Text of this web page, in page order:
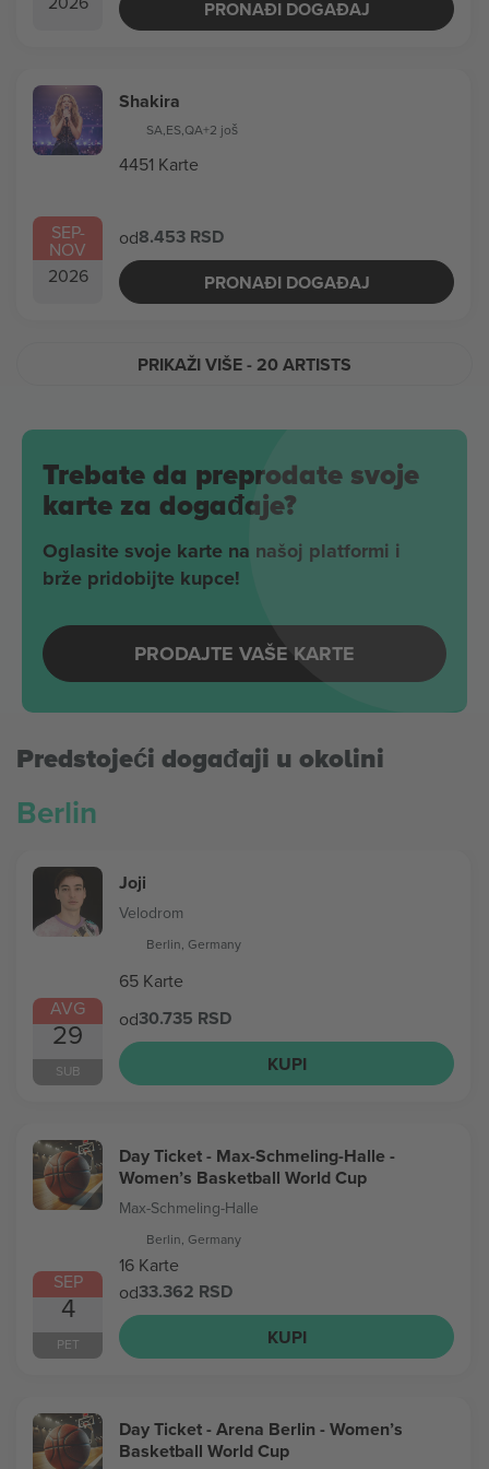
PRONAĐI DOGAĐAJ
SEP-
NOV
2026
Shakira
SA,ES,QA+2 još
4451 Karte
od8.453 RSD
PRONAĐI DOGAĐAJ
PRIKAŽI VIŠE- 20 ARTISTS
Trebate da preprodate svoje
karte za događaje?
Oglasite svoje karte na našoj platformi i
brže pridobijte kupce!
PRODAJTE VAŠE KARTE
Predstojeći događaji u okolini
Berlin
AVG
29
SUB
Joji
Velodrom
Berlin, Germany
65 Karte
od30.735 RSD
KUPI
SEP
4
PET
Day Ticket - Max-Schmeling-Halle -
Women’s Basketball World Cup
Max-Schmeling-Halle
Berlin, Germany
16 Karte
od33.362 RSD
KUPI
Day Ticket - Arena Berlin - Women’s
Basketball World Cup